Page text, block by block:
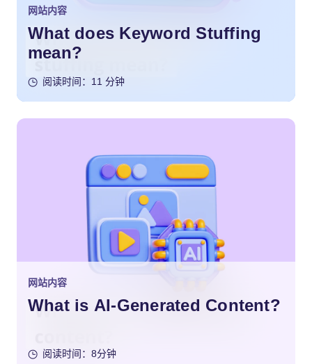
网站内容
What does Keyword Stuffing
mean?
阅读时间：11 分钟
网站内容
What is AI-Generated Content?
阅读时间：8分钟